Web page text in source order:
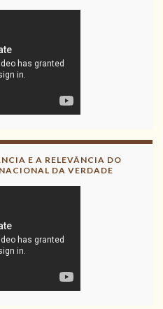
E A RELEVÂNCIA DO
DA VERDADE